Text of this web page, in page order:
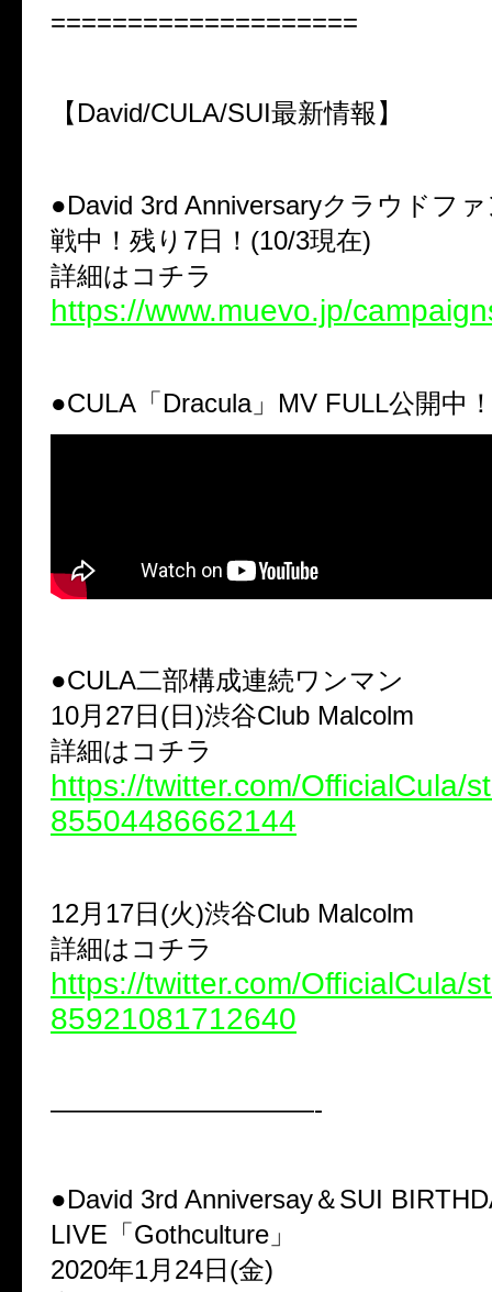
====================
【David/CULA/SUI最新情報】
●David 3rd Anniversaryクラウドフ
戦中！残り7日！(10/3現在)
詳細はコチラ
https://www.muevo.jp/
●CULA「Dracula」MV FULL公開中
●CULA二部構成連続ワンマン
10月27日(日)渋谷Club Malcolm
詳細はコチラ
https://twitter.com/OfficialCula/
85504486662144
12月17日(火)渋谷Club Malcolm
詳細はコチラ
https://twitter.com/OfficialCula/
85921081712640
——————————-
●David 3rd Anniversay＆SUI
LIVE「Gothculture」
2020年1月24日(金)